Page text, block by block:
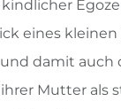
eines kleinen
damit auch
Mutter als